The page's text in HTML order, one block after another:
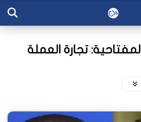
تجارة العملة